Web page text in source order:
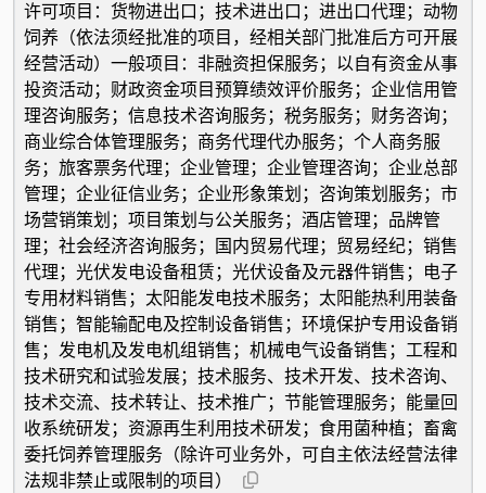
许可项目：货物进出口；技术进出口；进出口代理；动物
饲养（依法须经批准的项目，经相关部门批准后方可开展
经营活动）一般项目：非融资担保服务；以自有资金从事
投资活动；财政资金项目预算绩效评价服务；企业信用管
理咨询服务；信息技术咨询服务；税务服务；财务咨询；
商业综合体管理服务；商务代理代办服务；个人商务服
务；旅客票务代理；企业管理；企业管理咨询；企业总部
管理；企业征信业务；企业形象策划；咨询策划服务；市
场营销策划；项目策划与公关服务；酒店管理；品牌管
理；社会经济咨询服务；国内贸易代理；贸易经纪；销售
代理；光伏发电设备租赁；光伏设备及元器件销售；电子
专用材料销售；太阳能发电技术服务；太阳能热利用装备
销售；智能输配电及控制设备销售；环境保护专用设备销
售；发电机及发电机组销售；机械电气设备销售；工程和
技术研究和试验发展；技术服务、技术开发、技术咨询、
技术交流、技术转让、技术推广；节能管理服务；能量回
收系统研发；资源再生利用技术研发；食用菌种植；畜禽
委托饲养管理服务（除许可业务外，可自主依法经营法律
法规非禁止或限制的项目）